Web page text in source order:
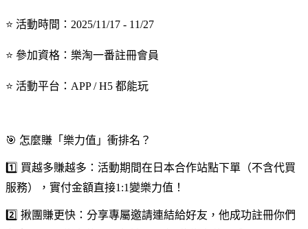
⭐️ 活動時間：2025/11/17 - 11/27
⭐️ 參加資格：樂淘一番註冊會員
⭐️ 活動平台：APP / H5 都能玩
🎯 怎麼賺「樂力值」衝排名？
1️⃣ 買越多賺越多：活動期間在日本合作站點下單（不含代買
服務），實付金額直接1:1變樂力值！
2️⃣ 揪團賺更快：分享專屬邀請連結給好友，他成功註冊你們